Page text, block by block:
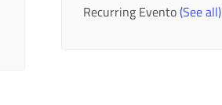
Recurring Evento(See all)